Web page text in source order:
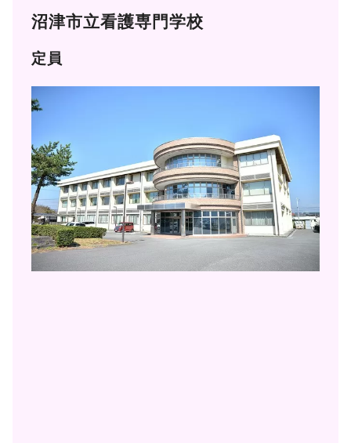
沼津市立看護専門学校
定員